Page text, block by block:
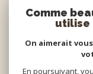
Comme
utilise
On aimerait
En poursuivant,